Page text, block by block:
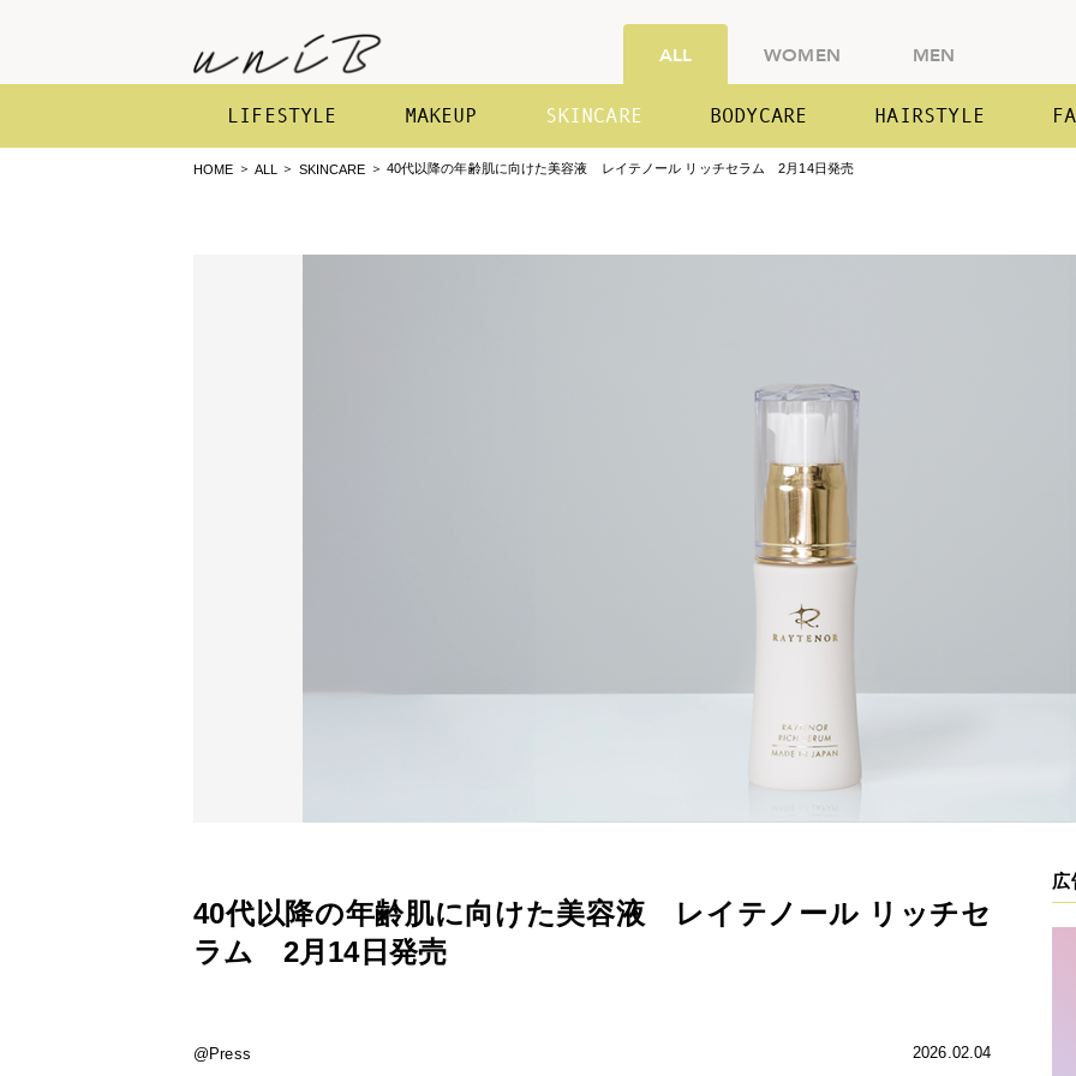
ALL WOMEN MEN
LIFESTYLE MAKEUP SKINCARE BODYCARE HAIRSTYLE
HOME ALL SKINCARE 40代以降の年齢肌に向けた美容液 レイテノール リッチセラム 2月14日発売
40代以降の年齢肌に向けた美容液 レイテノール リッチセ
ラム 2月14日発売
@Press 2026.02.04
広